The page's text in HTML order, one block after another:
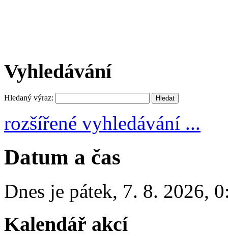
Vyhledávání
Hledaný výraz:
rozšířené vyhledávání ...
Datum a čas
Dnes je pátek, 7. 8. 2026,
Kalendář akcí